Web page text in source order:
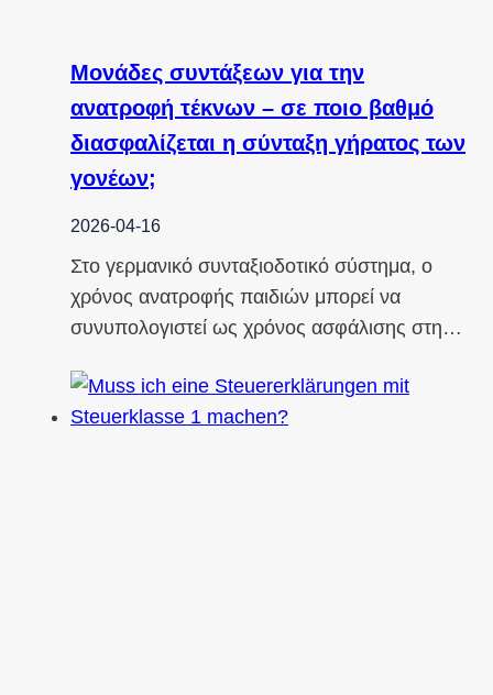
Μονάδες συντάξεων για την
ανατροφή τέκνων – σε ποιο βαθμό
διασφαλίζεται η σύνταξη γήρατος των
γονέων;
2026-04-16
Στο γερμανικό συνταξιοδοτικό σύστημα, ο
χρόνος ανατροφής παιδιών μπορεί να
συνυπολογιστεί ως χρόνος ασφάλισης στη…